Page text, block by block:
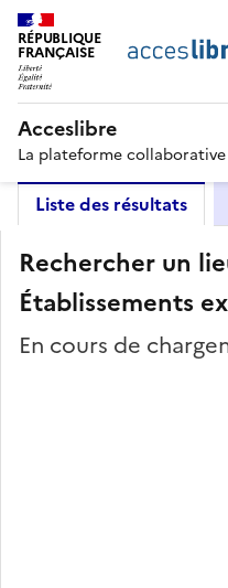
RÉPUBLIQUE
FRANÇAISE
Acceslibre
La plateforme collaborative
Liste des résultats
Rechercher un
Établissements
En cours de